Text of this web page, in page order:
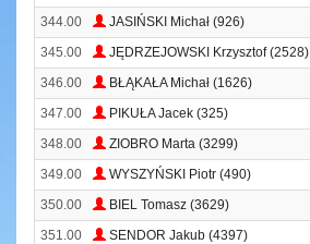
344.00
JASIŃSKI Michał (926)
345.00
JĘDRZEJOWSKI Krzysztof (2528)
346.00
BŁĄKAŁA Michał (1626)
347.00
PIKUŁA Jacek (325)
348.00
ZIOBRO Marta (3299)
349.00
WYSZYŃSKI Piotr (490)
350.00 BIEL Tomasz (3629)
351.00 SENDOR Jakub (4397)